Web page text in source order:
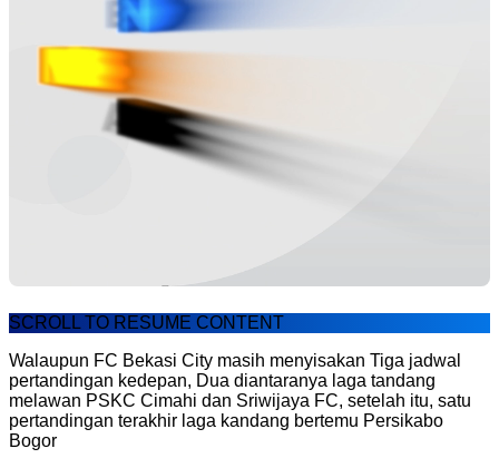
SCROLL TO RESUME CONTENT
Walaupun FC Bekasi City masih menyisakan Tiga jadwal
pertandingan kedepan, Dua diantaranya laga tandang
melawan PSKC Cimahi dan Sriwijaya FC, setelah itu, satu
pertandingan terakhir laga kandang bertemu Persikabo
Bogor